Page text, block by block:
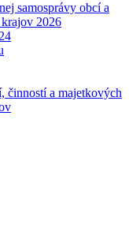
samosprávy obcí a
2026
činností a majetkových